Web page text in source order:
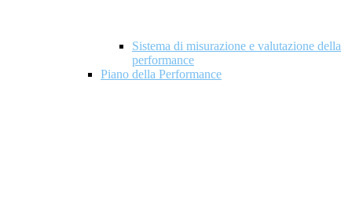
Sistema di misurazione e valutazione della
performance
Piano della Performance